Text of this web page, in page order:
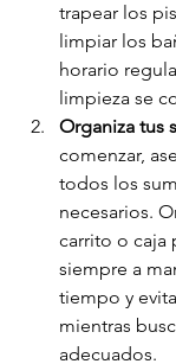
trapear los
limpiar los
horario
limpieza se
Organiza tus
comenzar,
todos los
necesarios.
carrito o caja
siempre a
tiempo y
mientras
adecuados.